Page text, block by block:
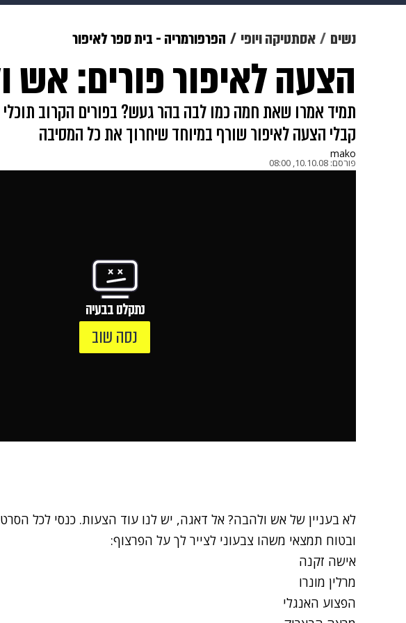
תרבות צבא וביטחון makoZ בריאות
גאווה ויוה משפט תשעה חודשים מתכונים
נשים אסתטיקה ויופי הפרפורמריה - בית ספר לאיפור
הצעה לאיפור פורים: אש
תמיד אמרו שאת חמה כמו לבה בהר געש? בפורים הקרוב
קבלי הצעה לאיפור שורף במיוחד שיחרוך את כל המסיבה
mako
פורסם: 10.10.08, 08:00
נתקלנו בבעיה
נסה שוב
לא בעניין של אש ולהבה? אל דאגה, יש לנו עוד הצעות. כנסי לכל
ובטוח תמצאי משהו צבעוני לצייר לך על הפרצוף:
אישה זקנה
מרלין מונרו
הפצוע האנגלי